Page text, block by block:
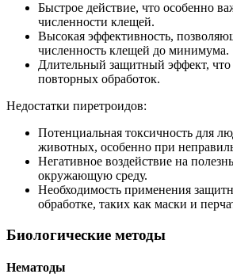
Быстрое действие, что особенно
численности клещей.
Высокая эффективность,
численность клещей до минимума.
Длительный защитный эффект, что
повторных обработок.
Недостатки пиретроидов:
Потенциальная токсичность для
животных, особенно при
Негативное воздействие на
окружающую среду.
Необходимость применения
обработке, таких как маски и
Биологические методы
Нематоды